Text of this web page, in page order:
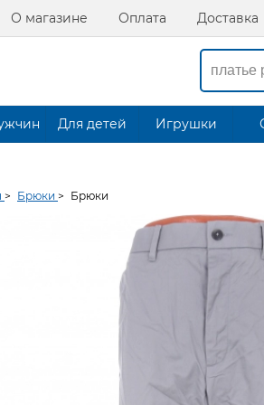
О магазине Оплата Доставка
Для детей Игрушки
> Брюки > Брюки